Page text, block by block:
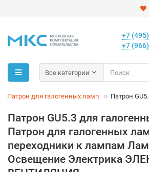
+7
+7
Все категории
Патрон для галогенных ламп Патрон
Патрон GU5.3 для
Патрон для галогенных
переходники к лампам
Освещение Электрика